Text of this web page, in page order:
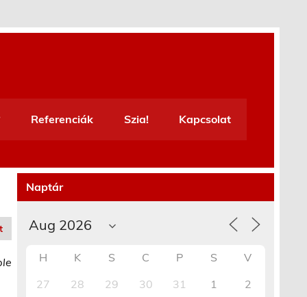
Referenciák Szia! Kapcsolat
Naptár
H K S C P S
V
27
28 29 30 31 1 2